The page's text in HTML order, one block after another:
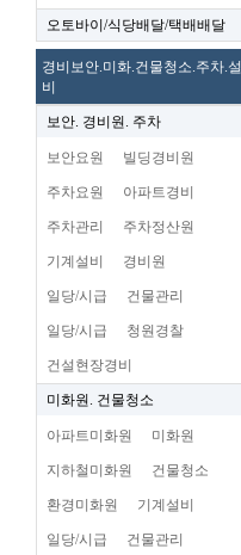
오토바이/식당배달/택배배달
경비보안.미화.건물청소.주차.설
비
보안. 경비원. 주차
보안요원 빌딩경비원
주차요원 아파트경비
주차관리 주차정산원
기계설비 경비원
일당/시급 건물관리
일당/시급 청원경찰
건설현장경비
미화원. 건물청소
아파트미화원 미화원
지하철미화원 건물청소
환경미화원 기계설비
일당/시급 건물관리